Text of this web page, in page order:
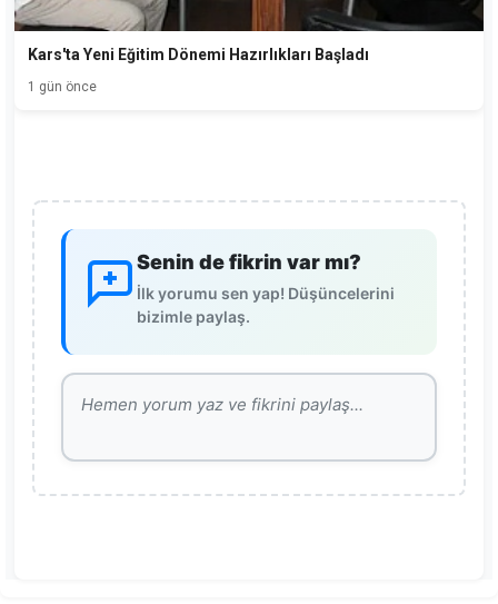
Kars'ta Yeni Eğitim Dönemi Hazırlıkları Başladı
1 gün önce
Senin de fikrin var mı?
İlk yorumu sen yap! Düşüncelerini
bizimle paylaş.